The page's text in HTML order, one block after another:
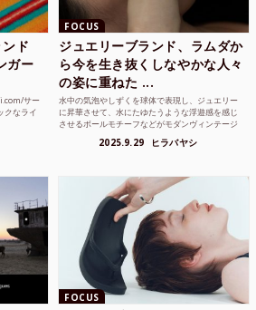
ド
ガー
サー
クなライ
FOCUS
ジュエリーブランド、ラムダか
ら今を生き抜くしなやかな人々
の姿に重ねた ...
水中の気泡やしずくを球体で表現し、ジュエリー
に昇華させて、水にたゆたうような浮遊感を感じ
させるボールモチーフなどがモダンヴィンテージ
2025.9.29 ヒラバヤシ
FOCUS